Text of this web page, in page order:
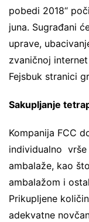
pobedi 2018“
juna. Sugrađani
uprave,
zvaničnoj
Fejsbuk stranici
Sakupljanje
Kompanija FCC
individualno
ambalaže, kao
ambalažom i
Prikupljene
adekvatne